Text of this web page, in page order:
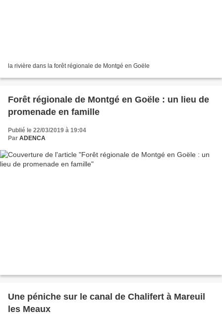
la rivière dans la forêt régionale de Montgé en Goële
Forêt régionale de Montgé en Goële : un lieu de
promenade en famille
Publié le 22/03/2019 à 19:04
Par ADENCA
Une péniche sur le canal de Chalifert à Mareuil
les Meaux